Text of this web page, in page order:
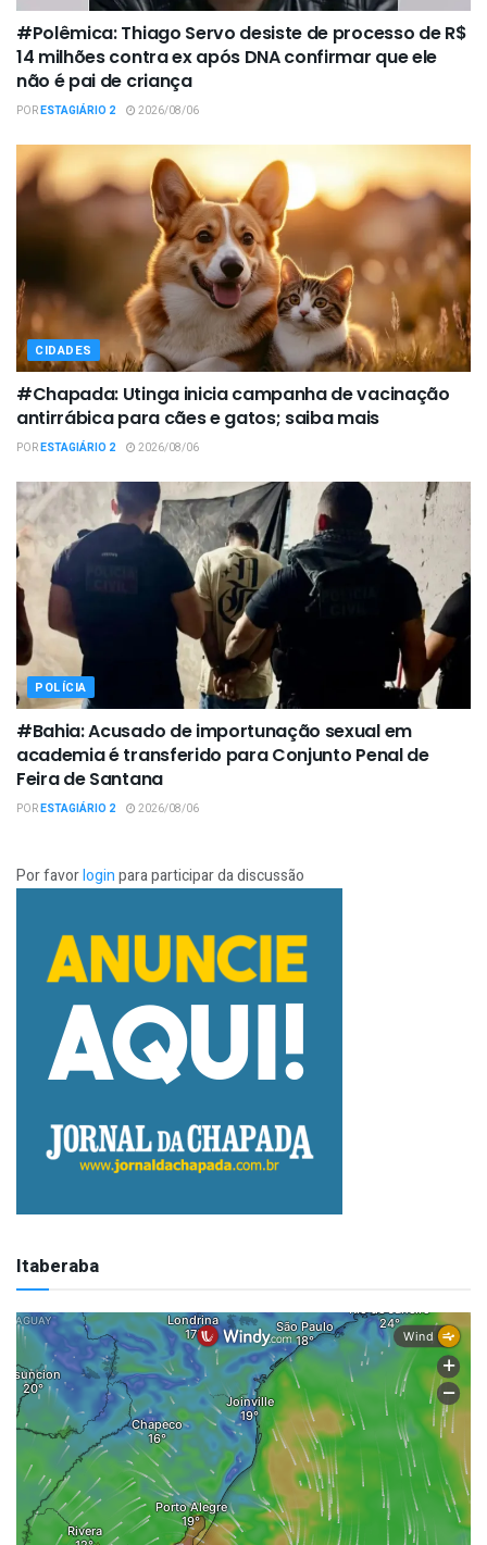
#Polêmica: Thiago Servo desiste de processo de R$
14 milhões contra ex após DNA confirmar que ele
não é pai de criança
PORESTAGIÁRIO 2 2026/08/06
CIDADES
#Chapada: Utinga inicia campanha de vacinação
antirrábica para cães e gatos; saiba mais
PORESTAGIÁRIO 2 2026/08/06
POLÍCIA
#Bahia: Acusado de importunação sexual em
academia é transferido para Conjunto Penal de
Feira de Santana
PORESTAGIÁRIO 2 2026/08/06
Por favorloginpara participar da discussão
Itaberaba